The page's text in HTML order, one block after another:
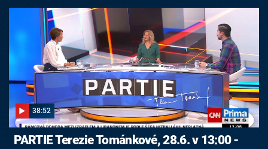
38:52
PARTIE Terezie Tománkové, 28.6. v 13:00 -